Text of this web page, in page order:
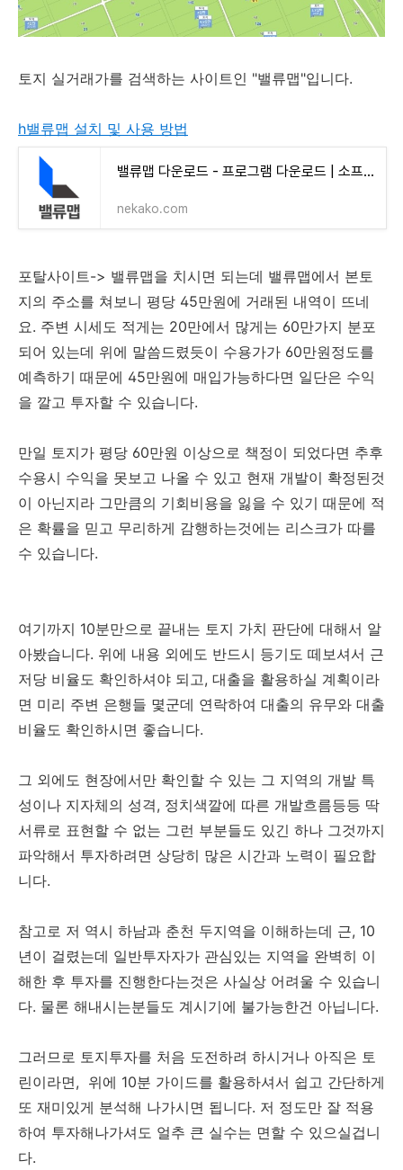
토지 실거래가를 검색하는 사이트인 "밸류맵"입니다.
h밸류맵 설치 및 사용 방법
밸류맵 다운로드 - 프로그램 다운로드 | 소프트웨어(앱) 설치대행
nekako.com
포탈사이트-> 밸류맵을 치시면 되는데 밸류맵에서 본토
지의 주소를 쳐보니 평당 45만원에 거래된 내역이 뜨네
요. 주변 시세도 적게는 20만에서 많게는 60만가지 분포
되어 있는데 위에 말씀드렸듯이 수용가가 60만원정도를
예측하기 때문에 45만원에 매입가능하다면 일단은 수익
을 깔고 투자할 수 있습니다.
만일 토지가 평당 60만원 이상으로 책정이 되었다면 추후
수용시 수익을 못보고 나올 수 있고 현재 개발이 확정된것
이 아닌지라 그만큼의 기회비용을 잃을 수 있기 때문에 적
은 확률을 믿고 무리하게 감행하는것에는 리스크가 따를
수 있습니다.
여기까지 10분만으로 끝내는 토지 가치 판단에 대해서 알
아봤습니다. 위에 내용 외에도 반드시 등기도 떼보셔서 근
저당 비율도 확인하셔야 되고, 대출을 활용하실 계획이라
면 미리 주변 은행들 몇군데 연락하여 대출의 유무와 대출
비율도 확인하시면 좋습니다.
그 외에도 현장에서만 확인할 수 있는 그 지역의 개발 특
성이나 지자체의 성격, 정치색깔에 따른 개발흐름등등 딱
서류로 표현할 수 없는 그런 부분들도 있긴 하나 그것까지
파악해서 투자하려면 상당히 많은 시간과 노력이 필요합
니다.
참고로 저 역시 하남과 춘천 두지역을 이해하는데 근, 10
년이 걸렸는데 일반투자자가 관심있는 지역을 완벽히 이
해한 후 투자를 진행한다는것은 사실상 어려울 수 있습니
다. 물론 해내시는분들도 계시기에 불가능한건 아닙니다.
그러므로 토지투자를 처음 도전하려 하시거나 아직은 토
린이라면, 위에 10분 가이드를 활용하셔서 쉽고 간단하게
또 재미있게 분석해 나가시면 됩니다. ​저 정도만 잘 적용
하여 투자해나가셔도 얼추 큰 실수는 면할 수 있으실겁니
다.